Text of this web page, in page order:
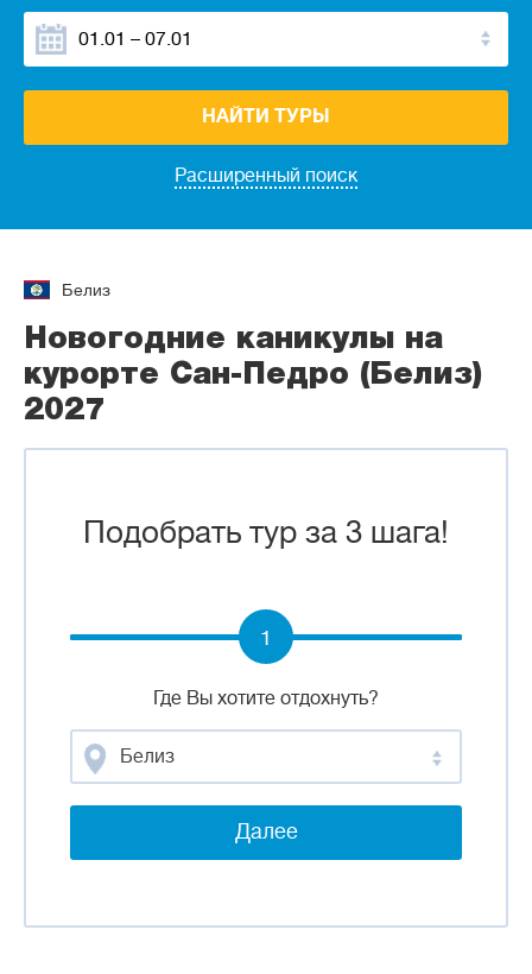
Расширенный поиск
НАЙТИ ТУРЫ
Белиз
Новогодние каникулы на
курорте Сан-Педро (Белиз)
2027
Подобрать тур за 3 шага!
Где Вы хотите отдохнуть?
Белиз
Далее
1